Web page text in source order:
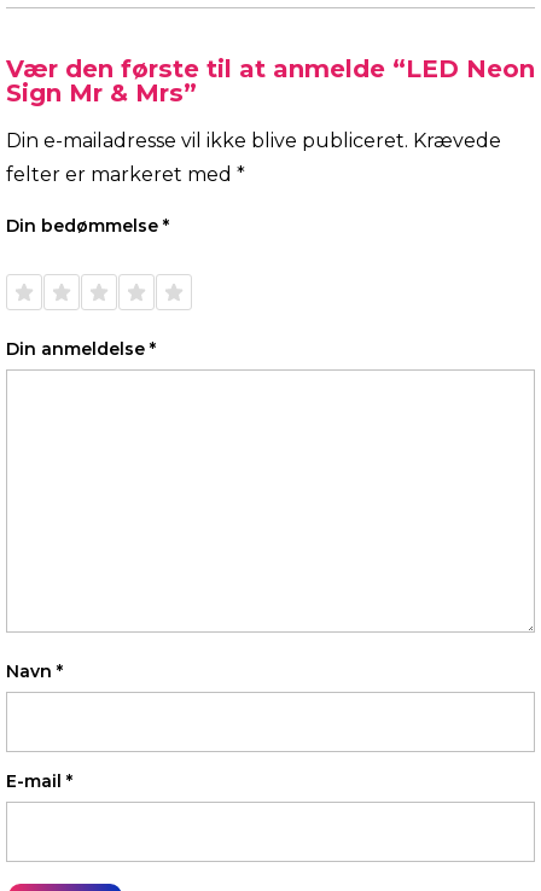
Vær den første til at anmelde “LED Neon
Sign Mr & Mrs”
Din e-mailadresse vil ikke blive publiceret. Krævede
felter er markeret med *
Din bedømmelse *
Din anmeldelse *
Navn *
E-mail *